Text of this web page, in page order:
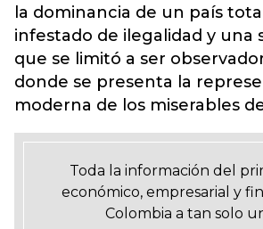
la dominancia de un país
infestado de ilegalidad y una
que se limitó a ser
donde se presenta la
moderna de los miserables
Toda la información del
económico, empresarial y
Colombia a tan solo